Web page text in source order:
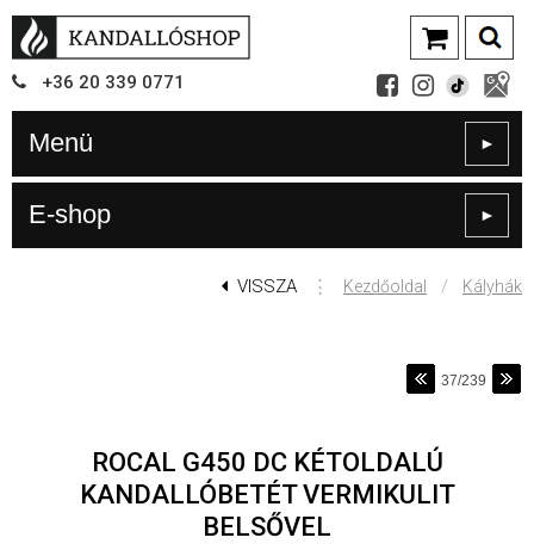
+36 20 339 0771
Menü ►
E-shop ►
VISSZA ⋮ Kezdőoldal / Kályhák
37/239
ROCAL G450 DC KÉTOLDALÚ
KANDALLÓBETÉT VERMIKULIT
BELSŐVEL